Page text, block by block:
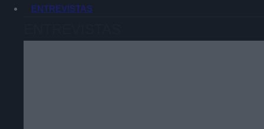
ENTREVISTAS